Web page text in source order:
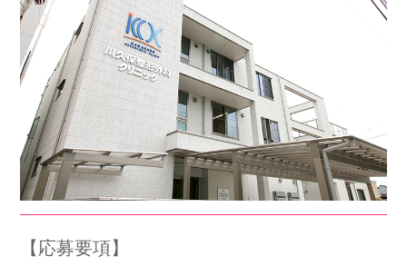
介護・看護のお仕事について
利用者の声
WEB勤怠
支店連絡先一覧
【応募要項】